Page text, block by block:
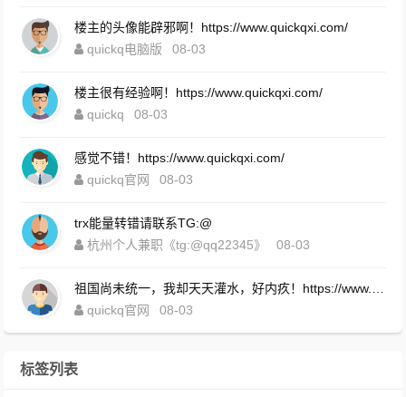
楼主的头像能辟邪啊！https://www.quickqxi.com/
quickq电脑版
08-03
楼主很有经验啊！https://www.quickqxi.com/
quickq
08-03
感觉不错！https://www.quickqxi.com/
quickq官网
08-03
trx能量转错请联系TG:@
杭州个人兼职《tg:@qq22345》
08-03
祖国尚未统一，我却天天灌水，好内疚！https://www.quickqxi.com/
quickq官网
08-03
标签列表